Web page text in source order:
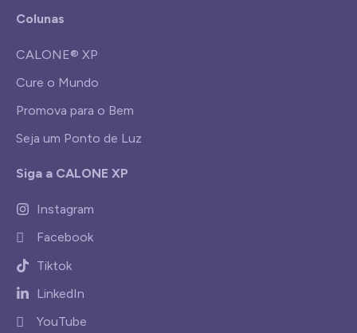
Colunas
CALONE® XP
Cure o Mundo
Promova para o Bem
Seja um Ponto de Luz
Siga a CALONE XP
Instagram
Facebook
Tiktok
LinkedIn
YouTube